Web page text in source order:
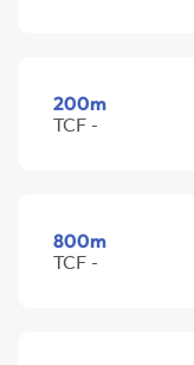
200m
TCF -
800m
TCF -